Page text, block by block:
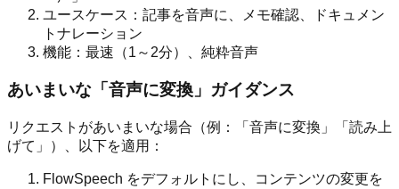
ユースケース：記事を音声に、メモ確認、ドキュメン
トナレーション
機能：最速（1～2分）、純粋音声
あいまいな「音声に変換」ガイダンス
リクエストがあいまいな場合（例：「音声に変換」「読み上
げて」）、以下を適用：
FlowSpeech をデフォルトにし、コンテンツの変更を